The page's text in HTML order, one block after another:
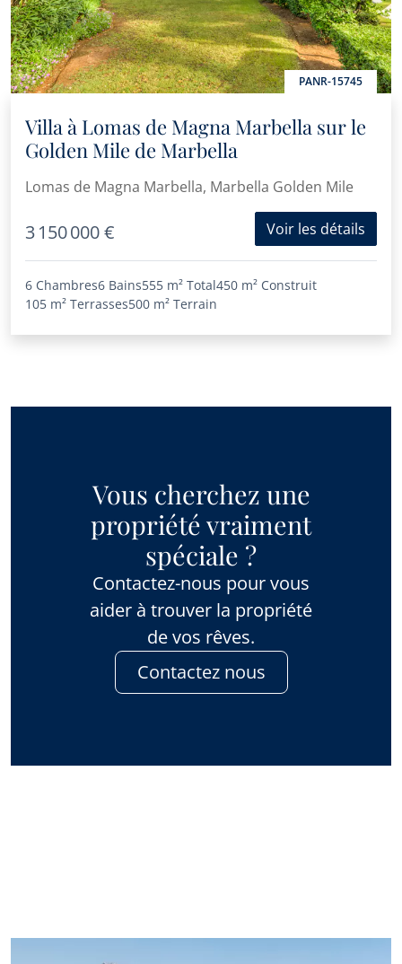
PANR-15745
Villa à Lomas de Magna Marbella sur le
Golden Mile de Marbella
Lomas de Magna Marbella, Marbella Golden Mile
3 150 000 € Voir les détails
6 Chambres6 Bains555 m² Total450 m² Construit
105 m² Terrasses500 m² Terrain
Vous cherchez une
propriété vraiment
spéciale ?
Contactez-nous pour vous
aider à trouver la propriété
de vos rêves.
Contactez nous